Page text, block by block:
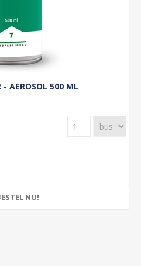
- AEROSOL 500 ML
NU!